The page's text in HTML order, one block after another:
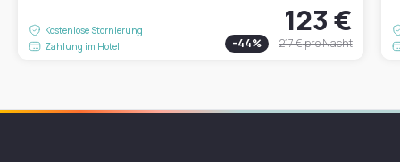
Kostenlose Stornierung
Zahlung im Hotel
123 €
-44% 217 €pro Nacht